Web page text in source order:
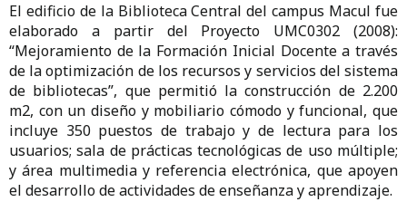
El edificio de la Biblioteca Central del campus Macul fue
elaborado a partir del Proyecto UMC0302 (2008):
“Mejoramiento de la Formación Inicial Docente a través
de la optimización de los recursos y servicios del sistema
de bibliotecas”, que permitió la construcción de 2.200
m2, con un diseño y mobiliario cómodo y funcional, que
incluye 350 puestos de trabajo y de lectura para los
usuarios; sala de prácticas tecnológicas de uso múltiple;
y área multimedia y referencia electrónica, que apoyen
el desarrollo de actividades de enseñanza y aprendizaje.